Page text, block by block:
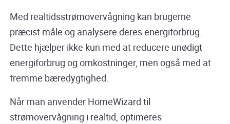
Med realtidsstrømovervågning kan brugerne
præcist måle og analysere deres energiforbrug.
Dette hjælper ikke kun med at reducere unødigt
energiforbrug og omkostninger, men også med at
fremme bæredygtighed.
Når man anvender HomeWizard til
strømovervågning i realtid, optimeres